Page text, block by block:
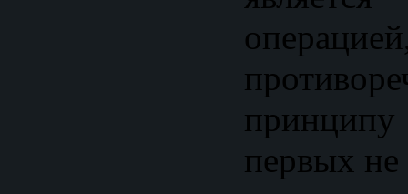
первых не